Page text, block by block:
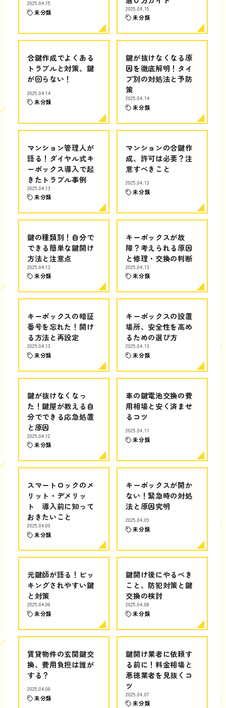
2025.04.15
未分類
2025.04.15
未分類
合鍵作成でよくある
トラブルと対策、鍵
が回らない！
2025.04.14
未分類
鍵が抜けなくなる原
因を徹底解明！タイ
プ別の対処法と予防
策
2025.04.14
未分類
マンション管理人が
語る！ダイヤル式キ
ーボックス導入で起
きたトラブル事例
2025.04.13
未分類
マンションの合鍵作
成、許可は必要？注
意すべきこと
2025.04.13
未分類
鍵の種類別！自分で
できる簡単な鍵開け
方法と注意点
2025.04.13
未分類
キーボックスが故
障？考えられる原因
と修理・交換の判断
2025.04.13
未分類
キーボックスの暗証
番号を忘れた！開け
る方法と再設定
2025.04.13
未分類
キーボックスの設置
場所、安全性を高め
るための選び方
2025.04.13
未分類
鍵が抜けなくなっ
た！鍵屋が教える自
分でできる応急処置
と原因
2025.04.12
未分類
車の鍵電池交換の費
用相場と安く済ませ
るコツ
2025.04.11
未分類
スマートロックのメ
リット・デメリッ
ト 導入前に知って
おきたいこと
2025.04.09
未分類
キーボックスが開か
ない！緊急時の対処
法と原因究明
2025.04.09
未分類
元鍵師が語る！ピッ
キングされやすい鍵
と対策
2025.04.08
未分類
鍵開け後にやるべき
こと、防犯対策と鍵
交換の検討
2025.04.08
未分類
賃貸物件の玄関鍵交
換、費用負担は誰が
する？
2025.04.08
未分類
鍵開け業者に依頼す
る前に！料金相場と
悪徳業者を見抜くコ
ツ
2025.04.07
未分類